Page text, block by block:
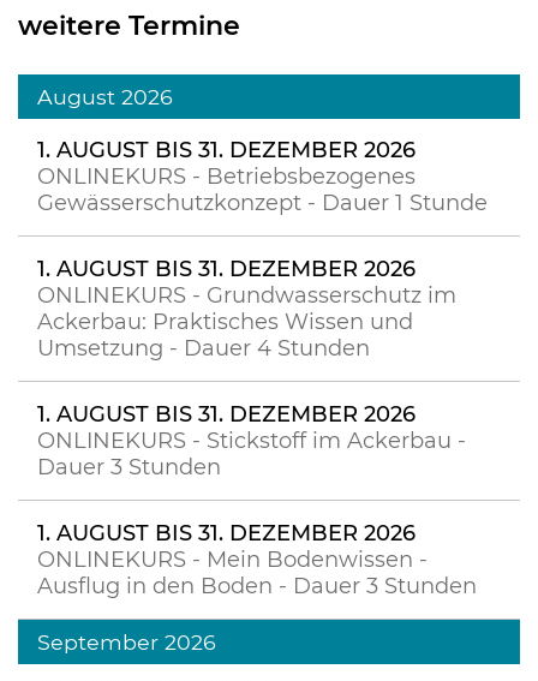
weitere Termine
August 2026
1. AUGUST BIS 31. DEZEMBER 2026
ONLINEKURS - Betriebsbezogenes
Gewässerschutzkonzept - Dauer 1 Stunde
1. AUGUST BIS 31. DEZEMBER 2026
ONLINEKURS - Grundwasserschutz im
Ackerbau: Praktisches Wissen und
Umsetzung - Dauer 4 Stunden
1. AUGUST BIS 31. DEZEMBER 2026
ONLINEKURS - Stickstoff im Ackerbau -
Dauer 3 Stunden
1. AUGUST BIS 31. DEZEMBER 2026
ONLINEKURS - Mein Bodenwissen -
Ausflug in den Boden - Dauer 3 Stunden
September 2026